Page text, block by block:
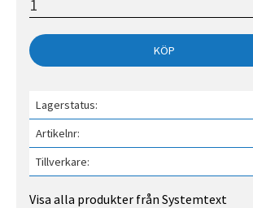
KÖP
Lagerstatus
Artikelnr
Tillverkare
Visa alla produkter från Systemtext